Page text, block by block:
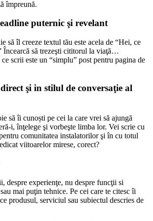
împreună.
puternic şi revelant
să îl creeze textul tău este acela de “Hei, ce
Încearcă să trezeşti cititorul la viaţă…
scrii este un “simplu” post pentru pagina de
şi in stilul de conversaţie al
să îi cunoști pe cei la care vrei să ajungă
i, înţelege şi vorbeşte limba lor. Vei scrie cu
comunitatea instalatorilor şi în cu totul
viitoarelor mirese, corect?
despre experienţe, nu despre funcţii si
mai puţin tehnice. Pe cei care te citesc îi
produsul, serviciul sau subiectul descries de